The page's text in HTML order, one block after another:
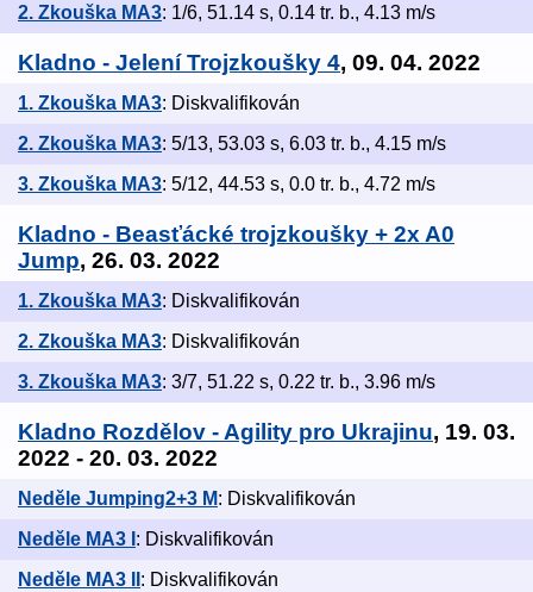
2. Zkouška MA3: 1/6, 51.14 s, 0.14 tr. b., 4.13 m/s
Kladno - Jelení Trojzkoušky 4, 09. 04. 2022
1. Zkouška MA3: Diskvalifikován
2. Zkouška MA3: 5/13, 53.03 s, 6.03 tr. b., 4.15 m/s
3. Zkouška MA3: 5/12, 44.53 s, 0.0 tr. b., 4.72 m/s
Kladno - Beasťácké trojzkoušky + 2x A0
Jump, 26. 03. 2022
1. Zkouška MA3: Diskvalifikován
2. Zkouška MA3: Diskvalifikován
3. Zkouška MA3: 3/7, 51.22 s, 0.22 tr. b., 3.96 m/s
Kladno Rozdělov - Agility pro Ukrajinu, 19. 03.
2022 - 20. 03. 2022
Neděle Jumping2+3 M: Diskvalifikován
Neděle MA3 I : Diskvalifikován
Neděle MA3 II : Diskvalifikován